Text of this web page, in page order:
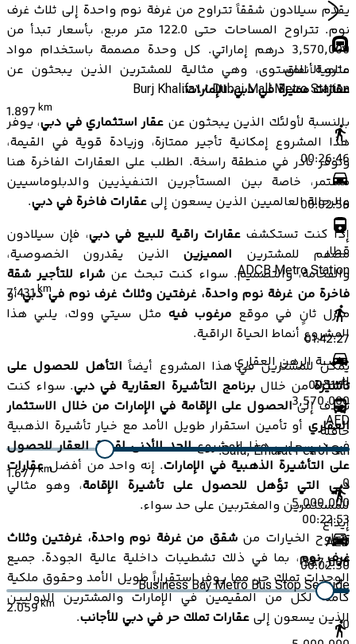
يقدم سيلادون شققاً تتراوح من غرفة نوم واحدة إلى ثلاث غرف
نوم. تتراوح المساحات حتى 122.0 متر مربع، بأسعار تبدأ من
3,570,000 درهم إماراتي. كل وحدة مصممة باستخدام مواد
عالمية المستوى، وهي مثالية للمشترين الذين يبحثون عن
عقارات مميزة في دبي، الإمارات.
بالنسبة لأولئك الذين يبحثون عن عقار استثماري في دبي، يوفر
هذا المشروع إمكانية تأجير ممتازة، وزيادة قوية في القيمة،
وتوفر نادر في منطقة راسخة. الطلب على العقارات الفاخرة هنا
مستمر، خاصة بين المستأجرين التنفيذيين والدبلوماسيين
والرحالة العالميين الذين يسعون إلى عقارات فاخرة في دبي.
إذا كنت تستكشفعقارات راقية للبيع في دبي، فإن سيلادون
مصمم للمشترين المميزين الذين يقدرون الخصوصية،
والفخامة، والتصميم. سواء كنت تبحث عن شراء للتأجير شقة
فاخرة من غرفة نوم واحدة، غرفتين وثلاث غرف نوم في دبيأو
منزل ثانٍ في موقع مرغوب فيه مثل سيتي ووك، يلبي هذا
المشروع أنماط الحياة الراقية.
يمكن للمشترين في هذا المشروع أيضاً التأهل للحصول على
تأشيرةمن خلالبرنامج التأشيرة العقارية في دبي. سواء كنت
تهدف إلىالحصول على الإقامة في الإمارات من خلال الاستثمار
العقاري أو تأمين استقرار طويل الأمد مع خيار تأشيرة الذهبية
في دبي، يلبي هذا المشروعالحد الأدنى لقيمة العقار للحصول
على التأشيرة الذهبية في الإمارات. إنه واحد من أفضلعقارات
دبي التي تؤهل للحصول على تأشيرة الإقامة، وهو مثالي
للمستثمرين والمغتربين على حد سواء.
تتراوح الخيارات منشقق من غرفة نوم واحدة، غرفتين وثلاث
غرف نوم، بما في ذلك تشطيبات داخلية عالية الجودة. جميع
الوحدات تملك حر، مما يوفر استقراراً طويل الأمد وحقوق ملكية
كاملة لكل من المقيمين في الإمارات والمشترين الدوليين
الذين يسعون إلى عقارات تملك حر في دبي للأجانب.
مترو الأنفاق
Burj Khalifa\/ Dubai Mall Metro Station
1.897 km
00:26:46
00:02:56
قطار
ADCB Metro Station
7.431km
01:42:27
00:11:13
حافلة
Safa, Emarat Petrol Stn.
1.677km
00:22:53
00:02:30
Business Bay Metro Bus Stop Seaside
2.059km
حاسبة الرهن العقاري
السعر
3,570,000
AED
0
5,000,000
إيداع
AED
357,000
0